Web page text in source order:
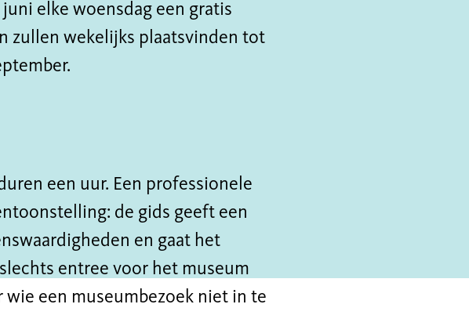
elke woensdag een gratis
zullen wekelijks plaatsvinden tot
een uur. Een professionele
de gids geeft een
en gaat het
entree voor het museum
een museumbezoek niet in te